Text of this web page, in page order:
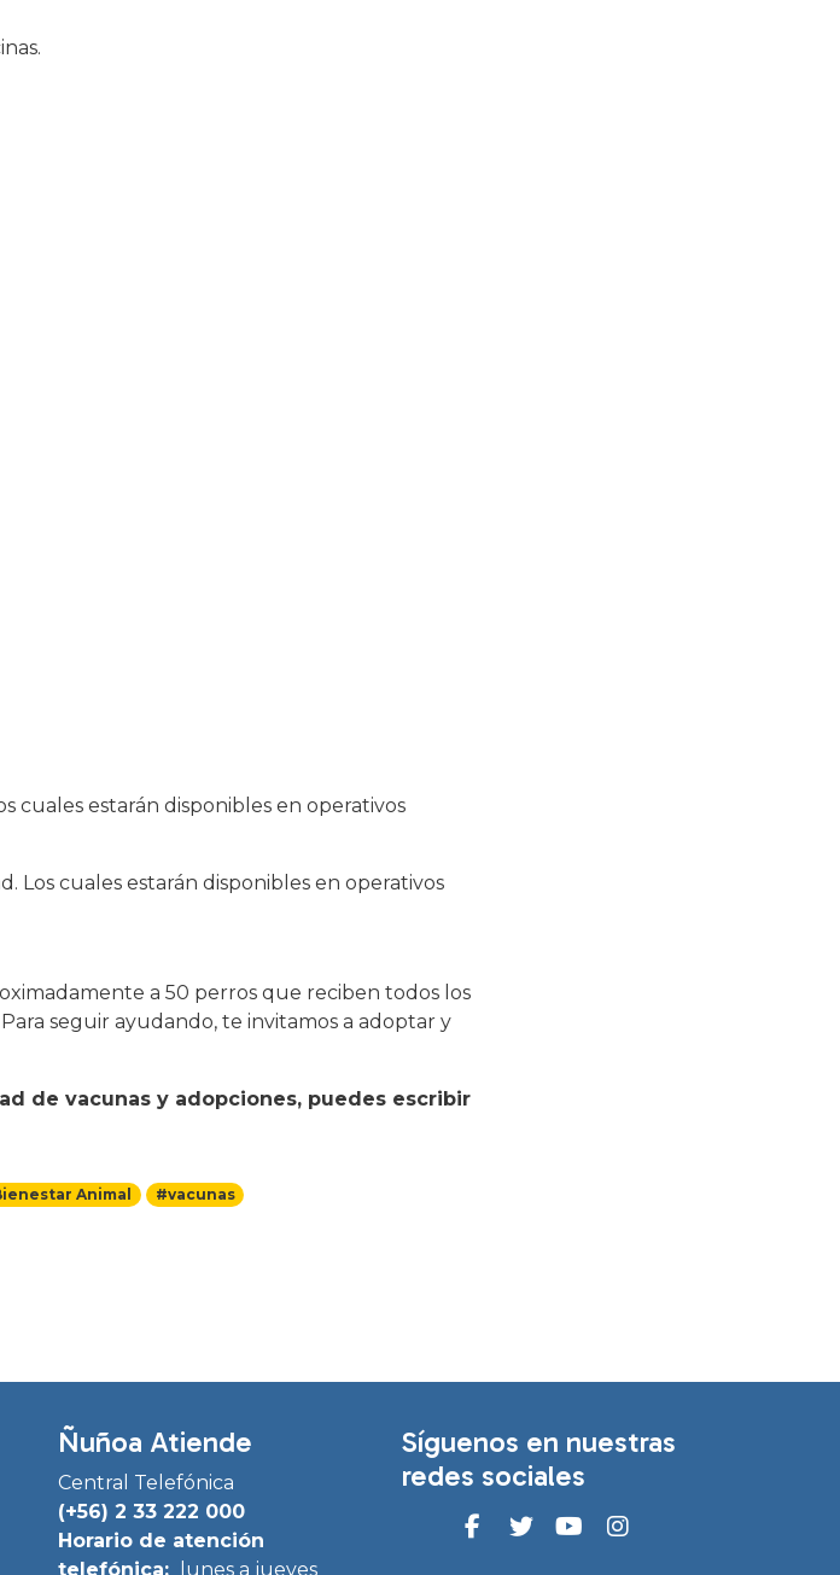
cuales estarán disponibles en operativos
Los cuales estarán disponibles en operativos
a 50 perros que reciben todos los
seguir ayudando, te invitamos a adoptar y
de vacunas y adopciones, puedes escribir
Animal
#vacunas
Ñuñoa Atiende
Central Telefónica
(+56) 2 33 222 000
Horario de atención
telefónica:
lunes a jueves
Síguenos en nuestras
redes sociales